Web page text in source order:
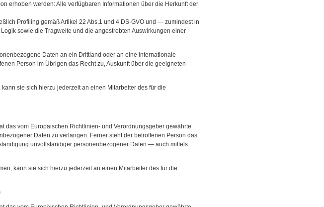
erhoben werden: Alle verfügbaren Informationen über die Herkunft der
Profiling gemäß Artikel 22 Abs.1 und 4 DS-GVO und — zumindest in
sowie die Tragweite und die angestrebten Auswirkungen einer
Daten an ein Drittland oder an eine internationale
Person im Übrigen das Recht zu, Auskunft über die geeigneten
sie sich hierzu jederzeit an einen Mitarbeiter des für die
das vom Europäischen Richtlinien- und Verordnungsgeber gewährte
Daten zu verlangen. Ferner steht der betroffenen Person das
unvollständiger personenbezogener Daten — auch mittels
kann sie sich hierzu jederzeit an einen Mitarbeiter des für die